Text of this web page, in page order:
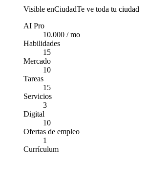
Visible enCiudadTe ve toda tu ciudad
AI Pro
10.000 / mo
Habilidades
15
Mercado
10
Tareas
15
Servicios
3
Digital
10
Ofertas de empleo
1
Currículum